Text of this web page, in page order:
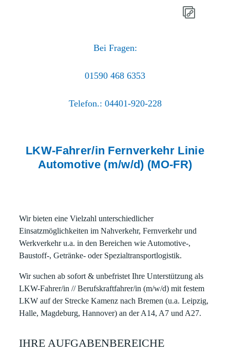
Bei Fragen:
01590 468 6353
Telefon.: 04401-920-228
LKW-Fahrer/in Fernverkehr Linie
Automotive (m/w/d) (MO-FR)
Wir bieten eine Vielzahl unterschiedlicher
Einsatzmöglichkeiten im Nahverkehr, Fernverkehr und
Werkverkehr u.a. in den Bereichen wie Automotive-,
Baustoff-, Getränke- oder Spezialtransportlogistik.
Wir suchenab sofort &unbefristetIhre Unterstützung als
LKW-Fahrer/in // Berufskraftfahrer/in (m/w/d) mit festem
LKW auf der Strecke Kamenz nach Bremen (u.a. Leipzig,
Halle, Magdeburg, Hannover) an der A14, A7 und A27.
IHRE AUFGABENBEREICHE